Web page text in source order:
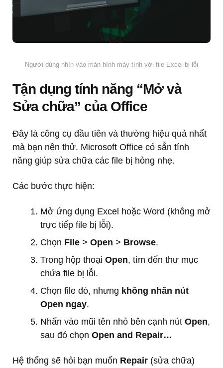
Người dùng nhìn vào màn hình máy tính với file Excel bị lỗi
Tận dụng tính năng “Mở và
Sửa chữa” của Office
Đây là công cụ đầu tiên và thường hiệu quả nhất
mà bạn nên thử. Microsoft Office có sẵn tính
năng giúp sửa chữa các file bị hỏng nhẹ.
Các bước thực hiện:
Mở ứng dụng Excel hoặc Word (không mở
trực tiếp file bị lỗi).
Chọn File > Open > Browse.
Trong hộp thoại Open, tìm đến thư mục
chứa file bị lỗi.
Chọn file đó, nhưng không nhấn nút
Open ngay.
Nhấn vào mũi tên nhỏ bên cạnh nút Open,
sau đó chọn Open and Repair…
Hệ thống sẽ hỏi bạn muốn Repair (sửa chữa)